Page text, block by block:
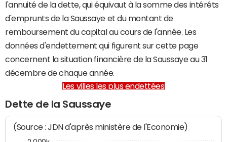
l'annuité de la dette, qui équivaut à la somme des intérêts
d'emprunts de la Saussaye et du montant de
remboursement du capital au cours de l'année. Les
données d'endettement qui figurent sur cette page
concernent la situation financière de la Saussaye au 31
décembre de chaque année.
Les villes les plus endettées
Dette de la Saussaye
(Source : JDN d'après ministère de l'Economie)